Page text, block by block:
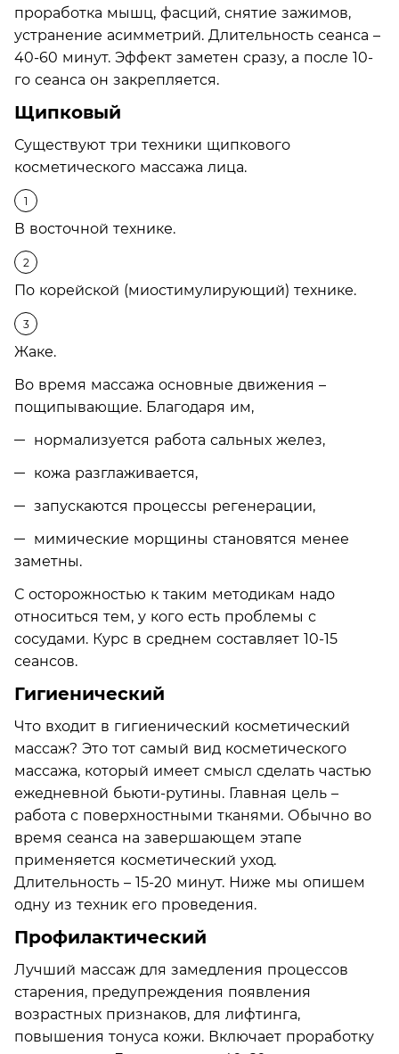
проработка мышц, фасций, снятие зажимов,
устранение асимметрий. Длительность сеанса –
40-60 минут. Эффект заметен сразу, а после 10-
го сеанса он закрепляется.
Щипковый
Существуют три техники щипкового
косметического массажа лица.
В восточной технике.
По корейской (миостимулирующий) технике.
Жаке.
Во время массажа основные движения –
пощипывающие. Благодаря им,
нормализуется работа сальных желез,
кожа разглаживается,
запускаются процессы регенерации,
мимические морщины становятся менее
заметны.
С осторожностью к таким методикам надо
относиться тем, у кого есть проблемы с
сосудами. Курс в среднем составляет 10-15
сеансов.
Гигиенический
Что входит в гигиенический косметический
массаж? Это тот самый вид косметического
массажа, который имеет смысл сделать частью
ежедневной бьюти-рутины. Главная цель –
работа с поверхностными тканями. Обычно во
время сеанса на завершающем этапе
применяется косметический уход.
Длительность – 15-20 минут. Ниже мы опишем
одну из техник его проведения.
Профилактический
Лучший массаж для замедления процессов
старения, предупреждения появления
возрастных признаков, для лифтинга,
повышения тонуса кожи. Включает проработку